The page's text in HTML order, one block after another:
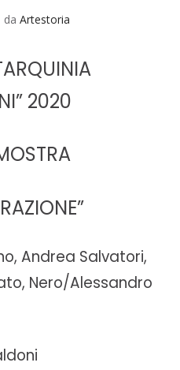
da Artestoria
2020
Andrea Salvatori,
Nero/Alessandro